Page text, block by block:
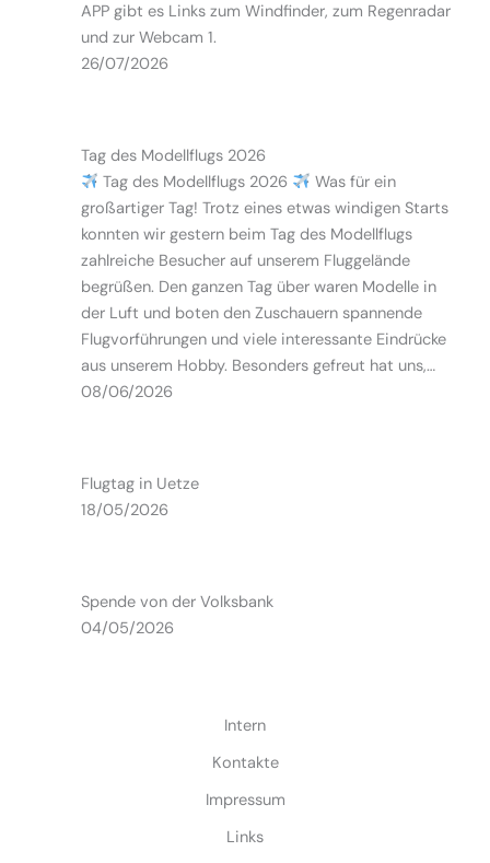
APP gibt es Links zum Windfinder, zum Regenradar
und zur Webcam 1.
26/07/2026
Tag des Modellflugs 2026
Tag des Modellflugs 2026
Was für ein
großartiger Tag! Trotz eines etwas windigen Starts
konnten wir gestern beim Tag des Modellflugs
zahlreiche Besucher auf unserem Fluggelände
begrüßen. Den ganzen Tag über waren Modelle in
der Luft und boten den Zuschauern spannende
Flugvorführungen und viele interessante Eindrücke
aus unserem Hobby. Besonders gefreut hat uns,…
08/06/2026
Flugtag in Uetze
18/05/2026
Spende von der Volksbank
04/05/2026
Intern
Kontakte
Impressum
Links